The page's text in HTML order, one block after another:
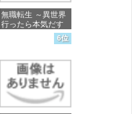
無職転生 ～異世界
行ったら本気だす
～ 20 (MFコミック
ス フラッパーシ
価格：¥748
6位